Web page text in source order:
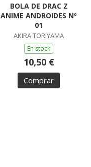
BOLA DE DRAC Z
ANIME ANDROIDES Nº
01
AKIRA TORIYAMA
En stock
10,50 €
Comprar